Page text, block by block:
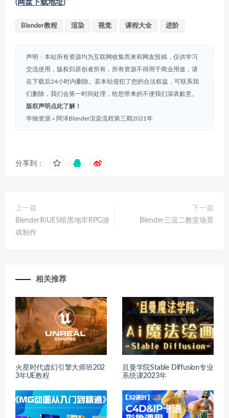
(网盘下载地址)
Blender教程 渲染 视觉 课程大全 进阶
声明：本站所有资源均为互联网收集而来和网友投稿，仅供学习
交流使用，版权归原创者所有，所有资源不得用于商业用途，请
在下载后24小时内删除。若本站侵犯了您的合法权益，可联系我
们删除，我们会第一时间处理，给您带来的不便我们深表歉意。
版权声明点此了解！
学驰资源 » 阿泽Blender渲染流程第三期2021年
分享到：
上一篇
Blender和UE5暗黑地牢RPG游
戏制作
下一篇
Blender三渲二教堂场景
相关推荐
火星时代虚幻引擎大师班202
3年UE教程
且曼学院Stable Diffusion专业
系统课2023年